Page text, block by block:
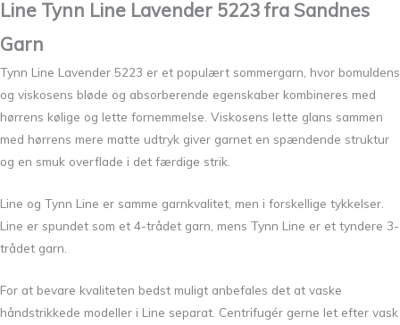
Line Tynn Line Lavender 5223 fra Sandnes
Garn
Tynn Line Lavender 5223 er et populært sommergarn, hvor bomuldens
og viskosens bløde og absorberende egenskaber kombineres med
hørrens kølige og lette fornemmelse. Viskosens lette glans sammen
med hørrens mere matte udtryk giver garnet en spændende struktur
og en smuk overflade i det færdige strik.
Line og Tynn Line er samme garnkvalitet, men i forskellige tykkelser.
Line er spundet som et 4-trådet garn, mens Tynn Line er et tyndere 3-
trådet garn.
For at bevare kvaliteten bedst muligt anbefales det at vaske
håndstrikkede modeller i Line separat. Centrifugér gerne let efter vask